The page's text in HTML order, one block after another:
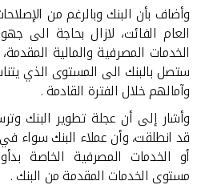
اتصل بنا
مواقع الفروع وأجهزة الصرف الآلي
ألمانيا
ماليزيا
وأضاف بأن البنك وبالرغم من
العام الفائت، لازال بحاجة الى
الخدمات المصرفية والمالية
ستصل بالبنك الى المستوى الذي
وآمالهم خلال الفترة القادمة .
وأشار إلى أن عجلة تطوير البنك
قد انطلقت، وأن عملاء البنك سواء
أو الخدمات المصرفية الخاصة
مستوى الخدمات المقدمة من البنك .